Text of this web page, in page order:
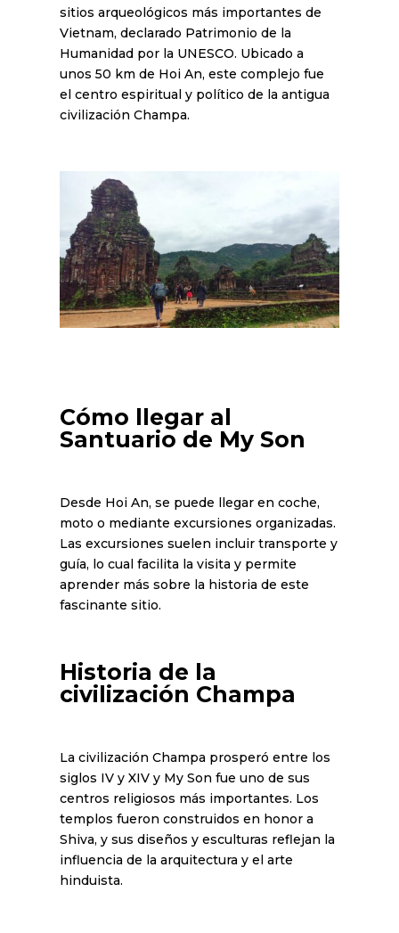
sitios arqueológicos más importantes de
Vietnam, declarado Patrimonio de la
Humanidad por la UNESCO. Ubicado a
unos 50 km de Hoi An, este complejo fue
el centro espiritual y político de la antigua
civilización Champa.
Cómo llegar al
Santuario de My Son
Desde Hoi An, se puede llegar en coche,
moto o mediante excursiones organizadas.
Las excursiones suelen incluir transporte y
guía, lo cual facilita la visita y permite
aprender más sobre la historia de este
fascinante sitio.
Historia de la
civilización Champa
La civilización Champa prosperó entre los
siglos IV y XIV y My Son fue uno de sus
centros religiosos más importantes. Los
templos fueron construidos en honor a
Shiva, y sus diseños y esculturas reflejan la
influencia de la arquitectura y el arte
hinduista.